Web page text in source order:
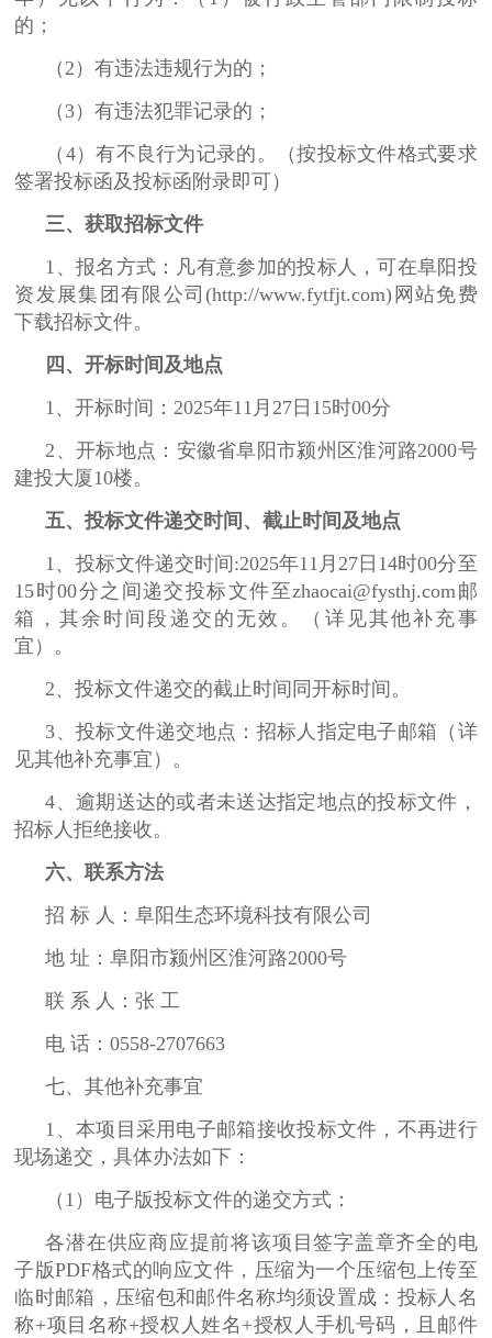
的；
（2）有违法违规行为的；
（3）有违法犯罪记录的；
（4）有不良行为记录的。（按投标文件格式要求
签署投标函及投标函附录即可）
三、获取招标文件
1、报名方式：凡有意参加的投标人，可在阜阳投
资发展集团有限公司(http://www.fytfjt.com)网站免费
下载招标文件。
四、开标时间及地点
1、开标时间：2025年11月27日15时00分
2、开标地点：安徽省阜阳市颍州区淮河路2000号
建投大厦10楼。
五、投标文件递交时间、截止时间及地点
1、投标文件递交时间:2025年11月27日14时00分至
15时00分之间递交投标文件至zhaocai@fysthj.com邮
箱，其余时间段递交的无效。（详见其他补充事
宜）。
2、投标文件递交的截止时间同开标时间。
3、投标文件递交地点：招标人指定电子邮箱（详
见其他补充事宜）。
4、逾期送达的或者未送达指定地点的投标文件，
招标人拒绝接收。
六、联系方法
招 标 人：阜阳生态环境科技有限公司
地 址：阜阳市颍州区淮河路2000号
联 系 人：张 工
电 话：0558-2707663
七、其他补充事宜
1、本项目采用电子邮箱接收投标文件，不再进行
现场递交，具体办法如下：
（1）电子版投标文件的递交方式：
各潜在供应商应提前将该项目签字盖章齐全的电
子版PDF格式的响应文件，压缩为一个压缩包上传至
临时邮箱，压缩包和邮件名称均须设置成：投标人名
称+项目名称+授权人姓名+授权人手机号码，且邮件